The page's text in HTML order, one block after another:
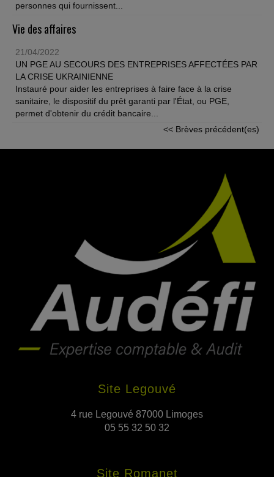
personnes qui fournissent...
Vie des affaires
21/04/2022
UN PGE AU SECOURS DES ENTREPRISES AFFECTÉES PAR
LA CRISE UKRAINIENNE
Instauré pour aider les entreprises à faire face à la crise
sanitaire, le dispositif du prêt garanti par l'État, ou PGE,
permet d'obtenir du crédit bancaire...
<< Brèves précédent(es)
Site Legouvé
4 rue Legouvé 87000 Limoges
05 55 32 50 32
Site Romanet